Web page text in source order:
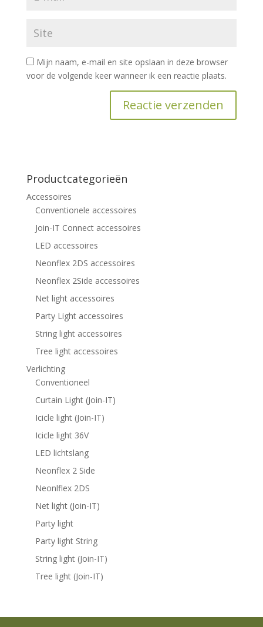
Mijn naam, e-mail en site opslaan in deze browser
voor de volgende keer wanneer ik een reactie plaats.
Productcategorieën
Accessoires
Conventionele accessoires
Join-IT Connect accessoires
LED accessoires
Neonflex 2DS accessoires
Neonflex 2Side accessoires
Net light accessoires
Party Light accessoires
String light accessoires
Tree light accessoires
Verlichting
Conventioneel
Curtain Light (Join-IT)
Icicle light (Join-IT)
Icicle light 36V
LED lichtslang
Neonflex 2 Side
Neonlflex 2DS
Net light (Join-IT)
Party light
Party light String
String light (Join-IT)
Tree light (Join-IT)